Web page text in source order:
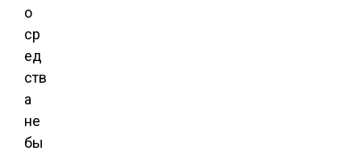
о
ср
ед
ств
а
не
бы